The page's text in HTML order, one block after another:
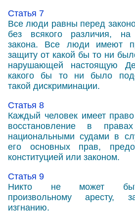
Статья 7
Все люди равны перед
без всякого различия,
закона. Все люди имеют
защиту от какой бы то ни
нарушающей настоящую
какого бы то ни было
такой дискриминации.
Статья 8
Каждый человек имеет
восстановление в
национальными судами в
его основных прав,
конституцией или законом.
Статья 9
Никто не может
произвольному аресту,
изгнанию.